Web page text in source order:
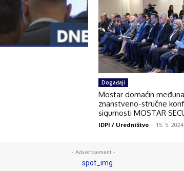
Događaji
Mostar domaćin
znanstveno-stručne
sigurnosti MOSTAR
IDPI / Uredništvo - 15. 5. 2024.
- Advertisement -